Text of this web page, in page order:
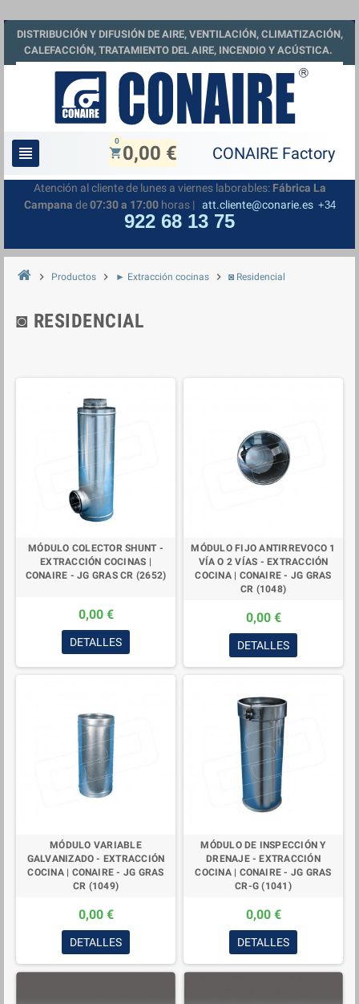
DISTRIBUCIÓN Y DIFUSIÓN DE AIRE, VENTILACIÓN, CLIMATIZACIÓN,
CALEFACCIÓN, TRATAMIENTO DEL AIRE, INCENDIO Y ACÚSTICA.
view_headline shopping_cart0,00 €
0
Atención al cliente de lunes a viernes laborables: Fábrica La
Campana de07:30 a 17:00horas | att.cliente@conarie.es +34
922 68 13 75
chevron_right Productos chevron_right ► Extracción cocinas chevron_right ◙ Residencial
◙ RESIDENCIAL
MÓDULO COLECTOR SHUNT -
EXTRACCIÓN COCINAS |
CONAIRE - JG GRAS CR (2652)
0,00 €
DETALLES
MÓDULO FIJO ANTIRREVOCO 1
VÍA O 2 VÍAS - EXTRACCIÓN
COCINA | CONAIRE - JG GRAS
CR (1048)
0,00 €
DETALLES
MÓDULO VARIABLE
GALVANIZADO - EXTRACCIÓN
COCINA | CONAIRE - JG GRAS
CR (1049)
0,00 €
DETALLES
MÓDULO DE INSPECCIÓN Y
DRENAJE - EXTRACCIÓN
COCINA | CONAIRE - JG GRAS
CR-G (1041)
0,00 €
DETALLES